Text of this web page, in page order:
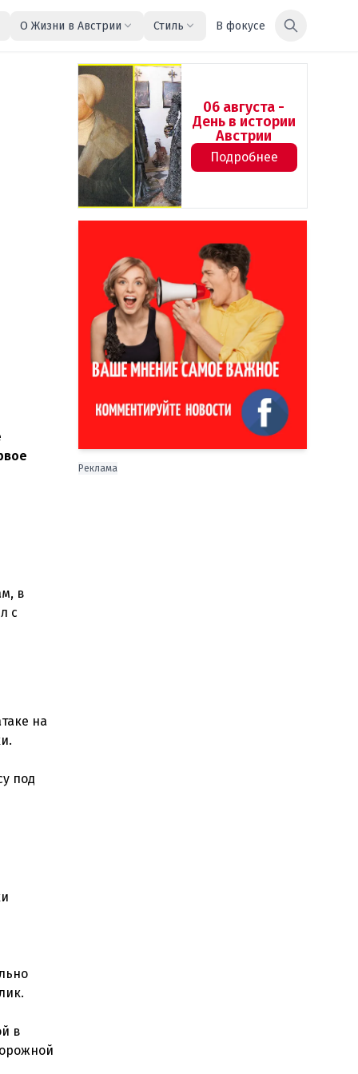
О Жизни в Австрии Стиль В фокусе
в
с
на
под
в
06 августа -
День в истории
Австрии
Подробнее
Реклама